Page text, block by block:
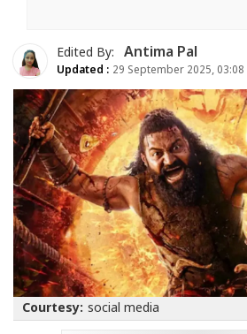
Edited By: Antima Pal
Updated : 29 September 2025, 03:08
Courtesy: social media